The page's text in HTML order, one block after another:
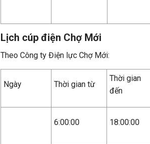
Lịch cúp điện Chợ Mới
Theo Công ty Điện lực Chợ Mới:
Ngày Thời gian từ
Thời gian
đến
6:00:00 18:00:00